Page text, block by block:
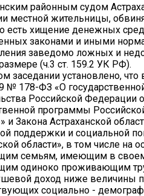
районным судом
местной жительницы,
есть хищение денежных
законами и иными
заведомо ложных и
(ч.3 ст. 159.2 УК РФ).
заседании установлено,
№ 178-ФЗ «О
Российской
программы
и Закона Астраханской
поддержки и социальной
области», в том числе на
семьям, имеющим в своем
одиноко проживающим
доход ниже величины
социально -